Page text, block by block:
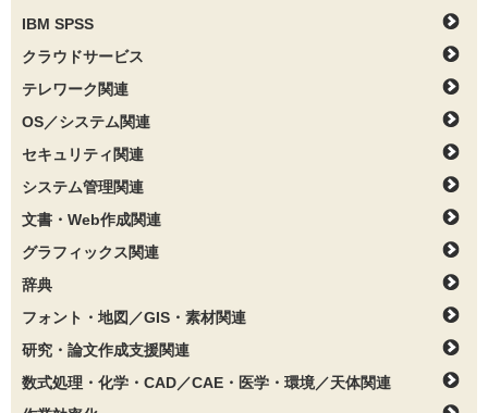
IBM SPSS
クラウドサービス
テレワーク関連
OS／システム関連
セキュリティ関連
システム管理関連
文書・Web作成関連
グラフィックス関連
辞典
フォント・地図／GIS・素材関連
研究・論文作成支援関連
数式処理・化学・CAD／CAE・医学・環境／天体関連